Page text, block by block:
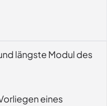
längste Modul des
eines